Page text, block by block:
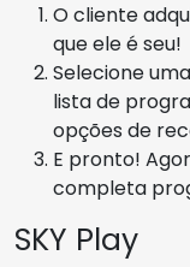
O cliente
que ele é seu!
Selecione
lista de
opções de
E pronto!
completa
SKY Play